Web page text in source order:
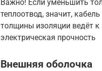
Важно! Если уменьшить
теплоотвод, значит,
толщины изоляции ведёт к
электрическая прочность
Внешняя оболочка